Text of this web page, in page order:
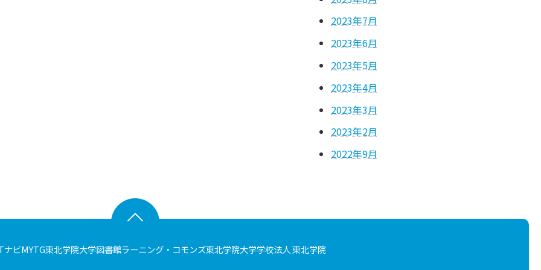
2023年7月
2023年6月
2023年5月
2023年4月
2023年3月
2023年2月
2022年9月
ナビMYTG東北学院大学図書館ラーニング・コモンズ東北学院大学学校法人 東北学院